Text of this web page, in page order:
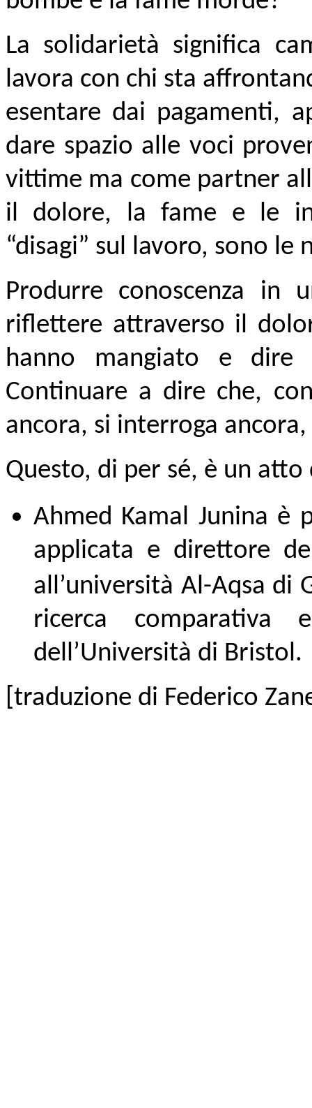
La solidarietà significa
lavora con chi sta
esentare dai pagamenti,
dare spazio alle voci
vittime ma come partner
il dolore, la fame e le
“disagi” sul lavoro, sono
Produrre conoscenza in
riflettere attraverso il
hanno mangiato e
Continuare a dire che,
ancora, si interroga
Questo, di per sé, è un atto
Ahmed Kamal Junina è
applicata e direttore
all’università Al-Aqsa di
ricerca comparativa
dell’Università di Bristol.
[traduzione di Federico